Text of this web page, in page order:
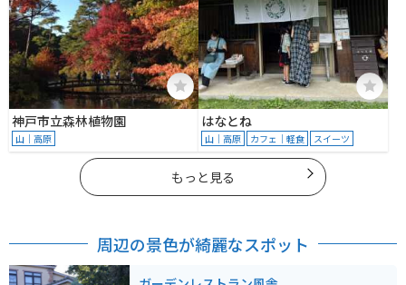
神戸市立森林植物園
山｜高原
はなとね
山｜高原 カフェ｜軽食 スイーツ
もっと見る
周辺の景色が綺麗なスポット